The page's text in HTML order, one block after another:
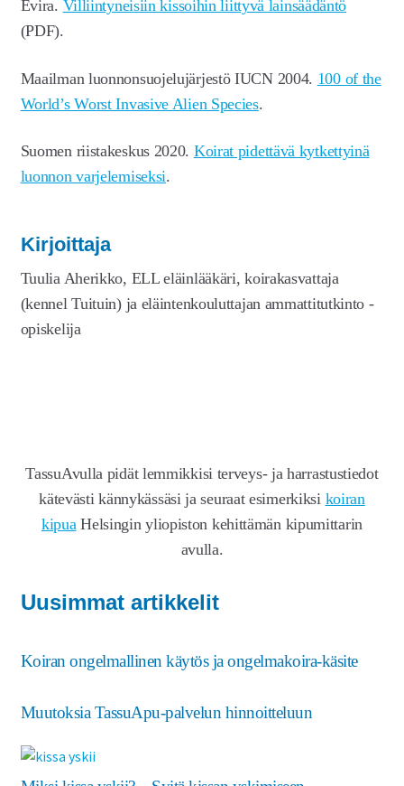
Evira. Villiintyneisiin kissoihin liittyvä lainsäädäntö
(PDF).
Maailman luonnonsuojelujärjestö IUCN 2004. 100 of the
World’s Worst Invasive Alien Species.
Suomen riistakeskus 2020. Koirat pidettävä kytkettyinä
luonnon varjelemiseksi.
Kirjoittaja
Tuulia Aherikko, ELL eläinlääkäri, koirakasvattaja
(kennel Tuituin) ja eläintenkouluttajan ammattitutkinto -
opiskelija
TassuAvulla pidät lemmikkisi terveys- ja harrastustiedot
kätevästi kännykässäsi ja seuraat esimerkiksi koiran
kipua Helsingin yliopiston kehittämän kipumittarin
avulla.
Uusimmat artikkelit
Koiran ongelmallinen käytös ja ongelmakoira-käsite
Muutoksia TassuApu-palvelun hinnoitteluun